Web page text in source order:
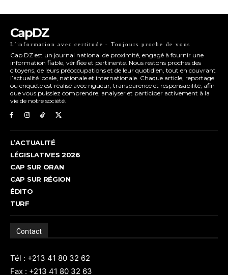
CapDZ
L’information avec certitude - Toujours proche de vous
Cap DZ est un journal national de proximité, engagé à fournir une
information fiable, vérifiée et pertinente. Nous restons proches des
citoyens, de leurs préoccupations et de leur quotidien, tout en couvrant
l’actualité locale, nationale et internationale. Chaque article, reportage
ou enquête est réalisé avec rigueur, transparence et responsabilité, afin
que vous puissiez comprendre, analyser et participer activement à la
vie de notre société.
L’ACTUALITÉ
LÉGISLATIVES 2026
CAP SUR ORAN
CAP SUR RÉGION
ÉDITO
TURF
Contact
Tél : +213 41 80 32 62
Fax : +213 41 80 32 63